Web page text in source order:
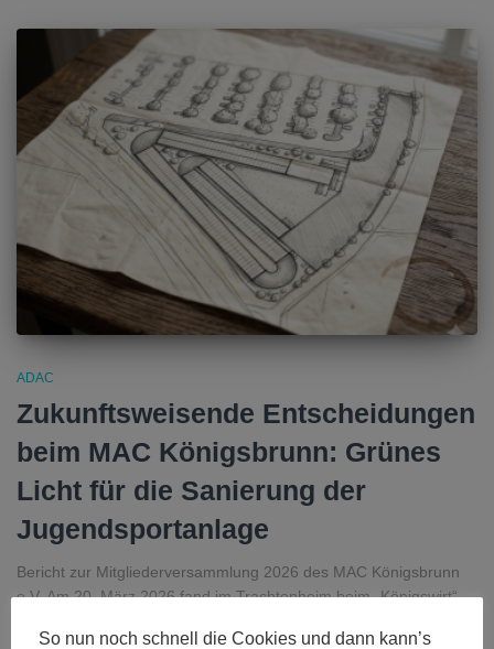
ADAC
Zukunftsweisende Entscheidungen
beim MAC Königsbrunn: Grünes
Licht für die Sanierung der
Jugendsportanlage
Bericht zur Mitgliederversammlung 2026 des MAC Königsbrunn
e.V. Am 20. März 2026 fand im Trachtenheim beim „Königswirt“
statt. Auf der Tagesordnung standen neben den Berichten der
So nun noch schnell die Cookies und dann kann’s